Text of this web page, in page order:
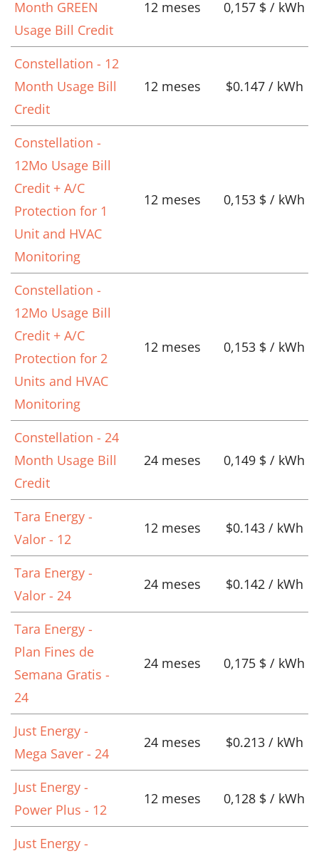
Month GREEN
Usage Bill Credit
12 meses 0,157 $ / kWh
Constellation - 12
Month Usage Bill
Credit
12 meses $0.147 / kWh
Constellation -
12Mo Usage Bill
Credit + A/C
Protection for 1
Unit and HVAC
Monitoring
12 meses 0,153 $ / kWh
Constellation -
12Mo Usage Bill
Credit + A/C
Protection for 2
Units and HVAC
Monitoring
12 meses 0,153 $ / kWh
Constellation - 24
Month Usage Bill
Credit
24 meses 0,149 $ / kWh
Tara Energy -
Valor - 12
12 meses $0.143 / kWh
Tara Energy -
Valor - 24
24 meses $0.142 / kWh
Tara Energy -
Plan Fines de
Semana Gratis -
24
24 meses 0,175 $ / kWh
Just Energy -
Mega Saver - 24
24 meses $0.213 / kWh
Just Energy -
Power Plus - 12
12 meses 0,128 $ / kWh
Just Energy -